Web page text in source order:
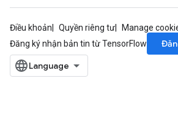
Điều khoản Quyền riêng tư
Manage
Đăng ký nhận bản tin từ TensorFlow